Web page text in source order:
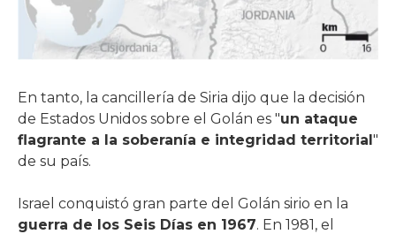
En tanto, la cancillería de Siria dijo que la decisión
de Estados Unidos sobre el Golán es "un ataque
flagrante a la soberanía e integridad territorial"
de su país.
Israel conquistó gran parte del Golán sirio en la
guerra de los Seis Días en 1967. En 1981, el